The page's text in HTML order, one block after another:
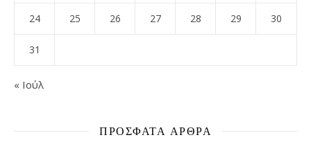
24 25 26 27 28 29 30
31
« Ιούλ
ΠΡΌΣΦΑΤΑ ΆΡΘΡΑ